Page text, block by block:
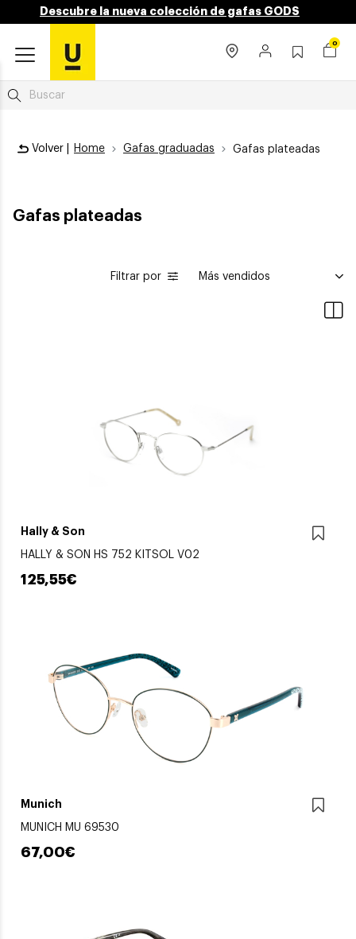
Descubre la nueva colección de gafas GODS
0
Volver | Home Gafas graduadas Gafas plateadas
Gafas plateadas
Filtrar por
Hally & Son
HALLY & SON HS 752 KITSOL V02
125,55€
Munich
MUNICH MU 69530
67,00€